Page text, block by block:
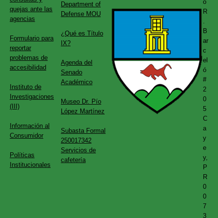
quejas ante las
agencias
Formulario para
reportar
problemas de
accesibilidad
Instituto de
Investigaciones
(III)
Información al
Consumidor
Políticas
Institucionales
Department of
Defense MOU
¿Qué es Título
IX?
Agenda del
Senado
Académico
Museo Dr. Pío
López Martínez
Subasta Formal
250017342
Servicios de
cafetería
o
R
B
ar
c
el
ó
#
2
0
5
C
a
y
e
y,
P
R
0
0
7
3